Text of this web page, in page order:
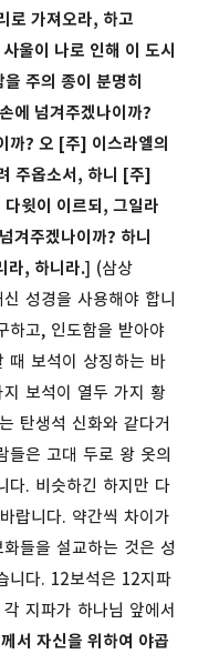
로 가져오라, 하고
울이 나로 인해 이 도시
주의 종이 분명히
에 넘겨주겠나이까?
까? 오 [주] 이스라엘의
주옵소서, 하니 [주]
윗이 이르되, 그일라
겨주겠나이까? 하니
라, 하니라.] (삼상
성경을 사용해야 합니
하고, 인도함을 받아야
때 보석이 상징하는 바
보석이 열두 가지 황
탄생석 신화와 같다거
들은 고대 두로 왕 옷의
다. 비슷하긴 하지만 다
랍니다. 약간씩 차이가
들을 설교하는 것은 성
니다. 12보석은 12지파
지파가 하나님 앞에서
서 자신을 위하여 야곱